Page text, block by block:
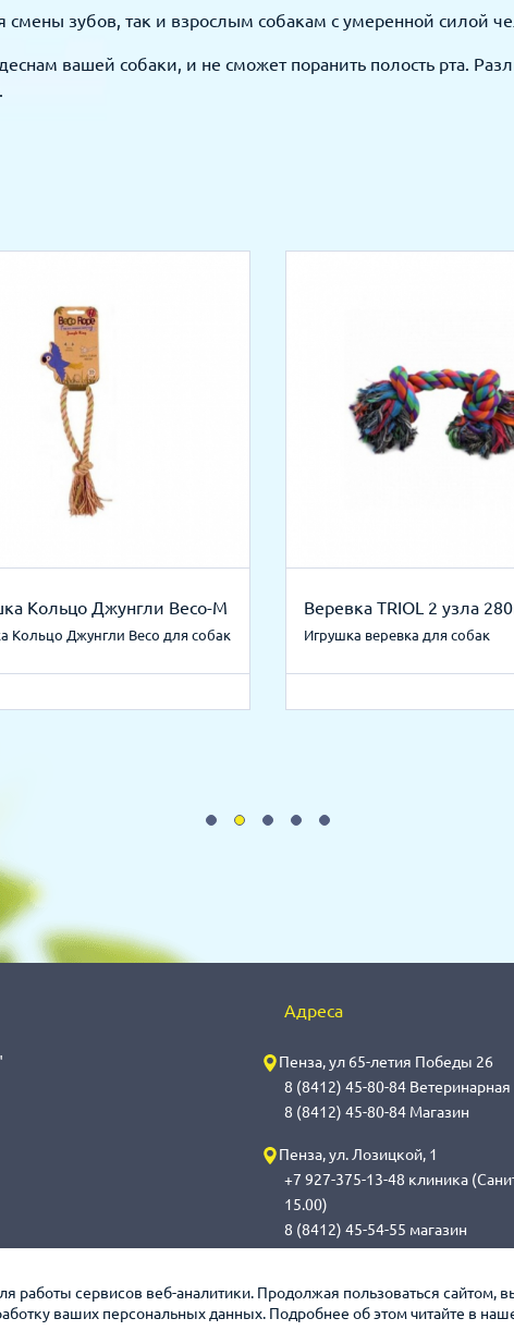
работы сервисов веб-аналитики. Продолжая пользоваться сайтом,
ваших персональных данных. Подробнее об этом читайте в
зубов, так и взрослым собакам с умеренной силой
вашей собаки, и не сможет поранить полость рта.
Кольцо Джунгли Beco-М
Кольцо Джунгли Beco для собак
Веревка TRIOL 2 узла
Игрушка веревка для собак
Адреса
Пенза, ул 65-летия Победы 26
8 (8412) 45-80-84
8 (8412) 45-80-84 Магазин
Пенза, ул. Лозицкой, 1
+7 927-375-13-48 клиника
15.00)
8 (8412) 45-54-55 магазин
8 (8342) 314-341, сот 8(9648)
обработка с 14.00 до 14.30)